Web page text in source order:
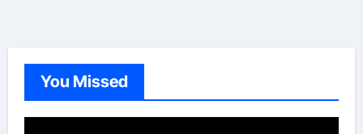
You Missed